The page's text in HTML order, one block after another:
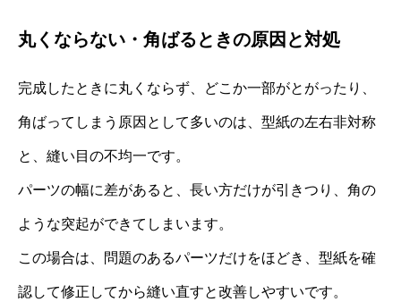
丸くならない・角ばるときの原因と対処
完成したときに丸くならず、どこか一部がとがったり、
角ばってしまう原因として多いのは、型紙の左右非対称
と、縫い目の不均一です。
パーツの幅に差があると、長い方だけが引きつり、角の
ような突起ができてしまいます。
この場合は、問題のあるパーツだけをほどき、型紙を確
認して修正してから縫い直すと改善しやすいです。